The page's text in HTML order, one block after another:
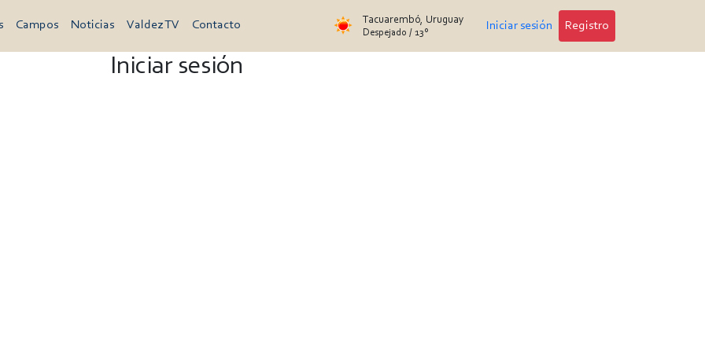
Campos Noticias Valdez TV Contacto Tacuarembó, Uruguay
Despejado / 13° Iniciar sesión Registro
Iniciar sesión